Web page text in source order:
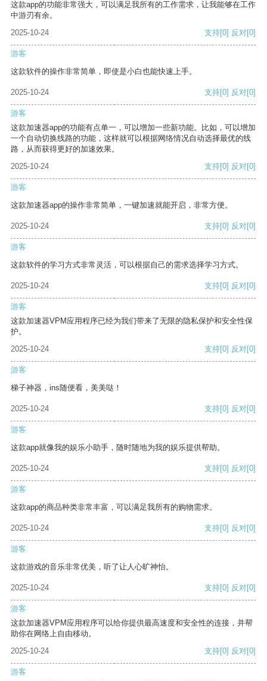
这款app的功能非常强大，可以满足我所有的工作需求，让我能够在工作
中游刃有余。
2025-10-24
支持[0] 反对[0]
游客
这款软件的操作非常简单，即使是小白也能快速上手。
2025-10-24 支持[0] 反对[0]
游客
这款加速器app的功能有点单一，可以增加一些新功能。比如，可以增加
一个自动切换线路的功能，这样就可以根据网络情况自动选择最优的线
路，从而获得更好的加速效果。
2025-10-24
支持[0] 反对[0]
游客
这款加速器app的操作非常简单，一键加速就能开启，非常方便。
2025-10-24 支持[0] 反对[0]
游客
这款软件的学习方式非常灵活，可以根据自己的需求选择学习方式。
2025-10-24 支持[0] 反对[0]
游客
这款加速器VPM应用程序已经为我们带来了无限的隐私保护和安全性保
护。
2025-10-24
支持[0] 反对[0]
游客
梯子神器，ins随便看，美美哒！
2025-10-24 支持[0] 反对[0]
游客
这款app就像我的娱乐小助手，随时随地为我的娱乐提供帮助。
2025-10-24 支持[0] 反对[0]
游客
这款app的商品种类非常丰富，可以满足我所有的购物需求。
2025-10-24 支持[0] 反对[0]
游客
这款游戏的音乐非常优美，听了让人心旷神怡。
2025-10-24 支持[0] 反对[0]
游客
这款加速器VPM应用程序可以给你提供最高速度和安全性的连接，并帮
助你在网络上自由移动。
2025-10-24
支持[0] 反对[0]
游客